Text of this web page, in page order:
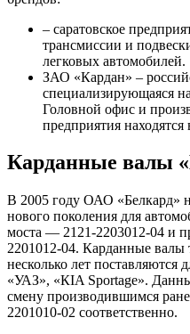
– саратовское
трансмиссии и
легковых автомобилей.
ЗАО «Кардан» –
специализирующаяся
Головной офис и
предприятия
Карданные
В 2005 году ОАО «Белкард»
нового поколения для
моста — 2121-2203012-04 и
2201012-04. Карданные валы
несколько лет
«УАЗ», «КIA Sportage».
смену производившимся
2201010-02 соответственно.